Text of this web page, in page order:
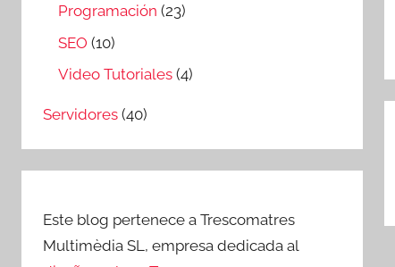
Programación (23)
SEO (10)
Video Tutoriales (4)
Servidores (40)
Este blog pertenece a Trescomatres
Multimèdia SL, empresa dedicada al